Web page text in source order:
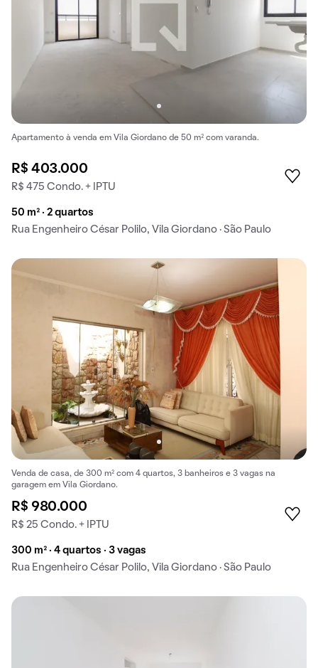
Apartamento à venda em Vila Giordano de 50 m² com varanda.
R$ 403.000
R$ 475 Condo. + IPTU
50 m² · 2 quartos
Rua Engenheiro César Polilo, Vila Giordano · São Paulo
Venda de casa, de 300 m² com 4 quartos, 3 banheiros e 3 vagas na
garagem em Vila Giordano.
R$ 980.000
R$ 25 Condo. + IPTU
300 m² · 4 quartos · 3 vagas
Rua Engenheiro César Polilo, Vila Giordano · São Paulo